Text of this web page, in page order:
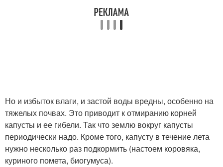
Но и избыток влаги, и застой воды вредны, особенно на
тяжелых почвах. Это приводит к отмиранию корней
капусты и ее гибели. Так что землю вокруг капусты
периодически надо. Кроме того, капусту в течение лета
нужно несколько раз подкормить (настоем коровяка,
куриного помета, биогумуса).